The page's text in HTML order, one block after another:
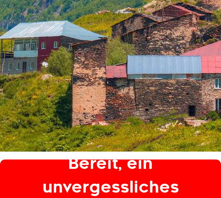
Bereit, ein
unvergessliches